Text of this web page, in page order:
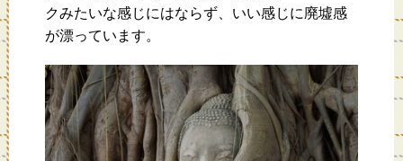
クみたいな感じにはならず、いい感じに廃墟感
が漂っています。